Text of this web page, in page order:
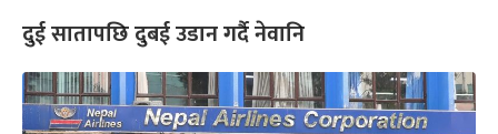
दुई सातापछि दुबई उडान गर्दै नेवानि